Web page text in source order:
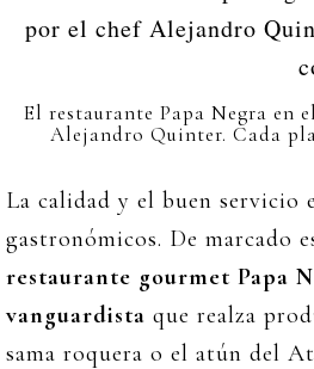
El restaurante Papa Negra en
Alejandro Quinter. Cada
La calidad y el buen servicio
gastronómicos. De marcado
restaurante gourmet Papa
vanguardista que realza
sama roquera o el atún del